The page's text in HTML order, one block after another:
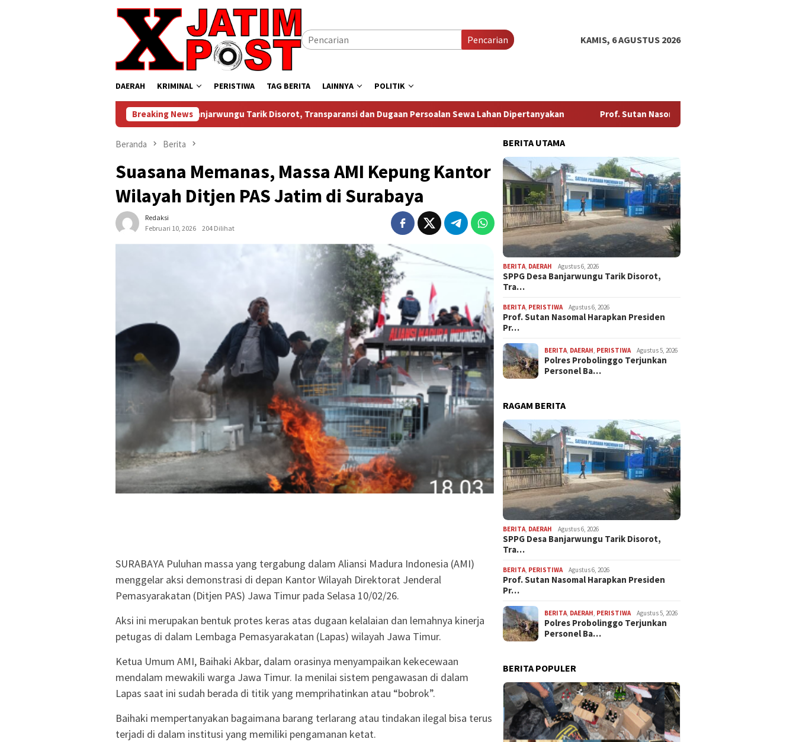
Pencarian KAMIS, 6 AGUSTUS 2026
DAERAH KRIMINAL PERISTIWA TAG BERITA LAINNYA POLITIK
Breaking News
SPPG Desa Banjarwungu Tarik Disorot, Transparansi dan Dugaan Persoalan Sewa Lahan Dipertanyakan Prof. Sutan Nasomal Harapkan Presiden Prabowo Perintahkan Polri
Beranda Berita
Suasana Memanas, Massa AMI Kepung Kantor
Wilayah Ditjen PAS Jatim di Surabaya
Redaksi
Februari 10, 2026
204 Dilihat
SURABAYA Puluhan massa yang tergabung dalam Aliansi Madura Indonesia (AMI)
menggelar aksi demonstrasi di depan Kantor Wilayah Direktorat Jenderal
Pemasyarakatan (Ditjen PAS) Jawa Timur pada Selasa 10/02/26.
Aksi ini merupakan bentuk protes keras atas dugaan kelalaian dan lemahnya kinerja
petugas di dalam Lembaga Pemasyarakatan (Lapas) wilayah Jawa Timur.
Ketua Umum AMI, Baihaki Akbar, dalam orasinya menyampaikan kekecewaan
mendalam mewakili warga Jawa Timur. Ia menilai sistem pengawasan di dalam
Lapas saat ini sudah berada di titik yang memprihatinkan atau “bobrok”.
Baihaki mempertanyakan bagaimana barang terlarang atau tindakan ilegal bisa terus
terjadi di dalam institusi yang memiliki pengamanan ketat.
BERITA UTAMA
BERITA DAERAH Agustus 6, 2026
SPPG Desa Banjarwungu Tarik Disorot,
Tra…
BERITA PERISTIWA Agustus 6, 2026
Prof. Sutan Nasomal Harapkan Presiden
Pr…
BERITA DAERAH PERISTIWA Agustus 5, 2026
Polres Probolinggo Terjunkan
Personel Ba…
RAGAM BERITA
BERITA DAERAH Agustus 6, 2026
SPPG Desa Banjarwungu Tarik Disorot,
Tra…
BERITA PERISTIWA Agustus 6, 2026
Prof. Sutan Nasomal Harapkan Presiden
Pr…
BERITA DAERAH PERISTIWA Agustus 5, 2026
Polres Probolinggo Terjunkan
Personel Ba…
BERITA POPULER